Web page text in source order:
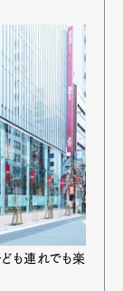
も連れでも楽